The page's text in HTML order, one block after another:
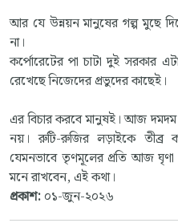
আর যে উন্নয়ন মানুষের গল্প মুছে
না।
কর্পোরেটের পা চাটা দুই সরকার
রেখেছে নিজেদের প্রভুদের কাছেই।
এর বিচার করবে মানুষই। আজ দমদম
নয়। রুটি-রুজির লড়াইকে তীব্র
যেমনভাবে তৃণমূলের প্রতি আজ ঘৃণা
মনে রাখবেন, এই কথা।
প্রকাশ: ০১-জুন-২০২৬